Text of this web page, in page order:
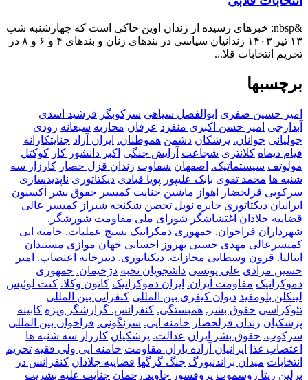
&nbsp; خبرهای رسیده از زندان اوین حاکی است که چهارشنبه شب
۱۳ تیر ۱۴۰۳ زندانیان سیاسی در بندهای زنان و بندهای ۴ و ۶ و ۸ در
تحریم انتخابات قلا...
برچسبها
امیر حسین صفری ابوالفضل سپاهی سرکوبگر فرشید اسدی
آبدارچی امیر حسن اکبری منفرد عرفان محاربه سبعانه رودی
جولیانی جوانان. پزشکان دشمن هموطنان. ایران آزاد جنایتکارانه
قیام دیماه کلانتری شجاعت آرایش جنگی اکبر دانشور کار کوکتل
مولوتف سیستماتیک. اصفهان شقاوت زندان قزل حصار کارزار سه
شنبه ها محمد تقوی بابک علیپور پویا قبادی دیکتاتوری ناپدیدسازی
سرکوبی قزلحضار اهواز ماشین جنایت کمیسر حقوق بشر
آکسیون
ایرانیان دیکتاتوری جایزه نوبل تحصن شکنجه شیراز کمیسر عالی
قضاییه جلادان اغتشاشگر شورای ملی مقاومت شورشگر.
شهرداران فراخوان. جمهوری دمکراتیک بسیج عملیات. خامنه ایی
کمیسرعالی مهدی حسنی بهروز احسانی جهان موازی مستبدان
ایتالیا. قرون وسطایی مجازات. دیکتاتوری. دبیرخانه اعتصاب. امیر
حسین مرادی علی یونسی داشجویان نخبه دژخیمان. جمهوری
دموکراتیک مقاومت ایران. ایران دموکراتیک کانون وکلا. کنت لوئیس
لینکلن بلومفید دیوان کیفری بین المللی کنفرانی بین المللی
تئوکراسی حقوق بشر. همبستگی. کنفرانس. گزارشگر ویژه کابینه
پزشکیان زندان قزلحصار خامنه ایی. سرنگونی. فراخوان بین المللی
سرکوب. حقوق بشر ایران عدالت. پزشکیان کارزار سه شنبه ها
اعتصاب غذا
ایرانیان آزاده یاران مقاومت خامنه ایی ولی فقیه تحریم
انتخابات میدان براندنبورگ جنگ گرگها قضاییه جلادان کنفرانس در
برلین ریتا زوسموت پروفسور جاوید رحمان جنایت علیه بشریت